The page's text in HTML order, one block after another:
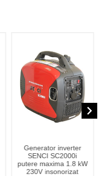
Generator inverter
SENCI SC2000i
putere maxima 1.8 kW
230V insonorizat
navigate_next